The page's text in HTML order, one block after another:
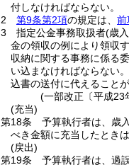
付しなければならない。
2
第9条第2項の規定は、 前
3
指定公金事務取扱者(歳
金の領収の例により領収
収納に関する事務に係る
い込まなければならない。
込書の送付に代えることが
(一部改正〔平成23
(充当)
第18条
予算執行者は、歳
べき金額に充当したとき
(戻出)
第19条
予算執行者は、過